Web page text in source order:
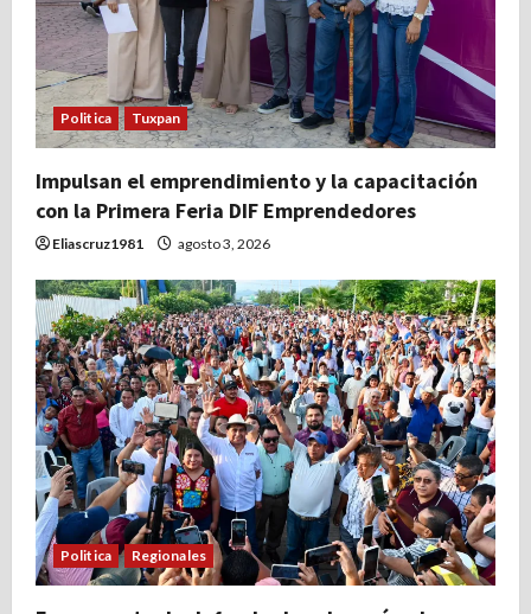
Politica Tuxpan
Impulsan el emprendimiento y la capacitación
con la Primera Feria DIF Emprendedores
Eliascruz1981 agosto 3, 2026
Politica Regionales